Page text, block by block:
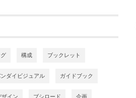
構成 ブックレット
ンダイビジュアル ガイドブック
ザイン ブシロード 企画